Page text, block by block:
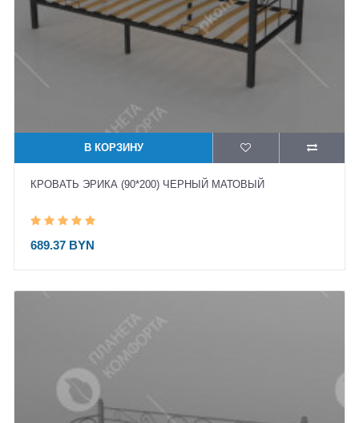
В КОРЗИНУ
КРОВАТЬ ЭРИКА (90*200) ЧЕРНЫЙ МАТОВЫЙ
689.37 BYN